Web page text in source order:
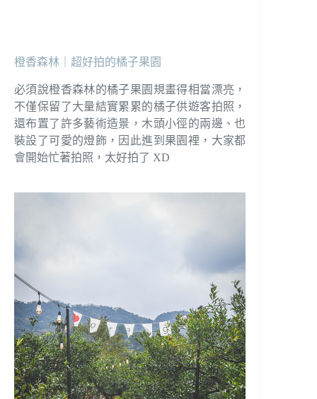
橙香森林｜超好拍的橘子果園
必須說橙香森林的橘子果園規畫得相當漂亮，
不僅保留了大量結實累累的橘子供遊客拍照，
還布置了許多藝術造景，木頭小徑的兩邊、也
裝設了可愛的燈飾，因此進到果園裡，大家都
會開始忙著拍照，太好拍了 XD